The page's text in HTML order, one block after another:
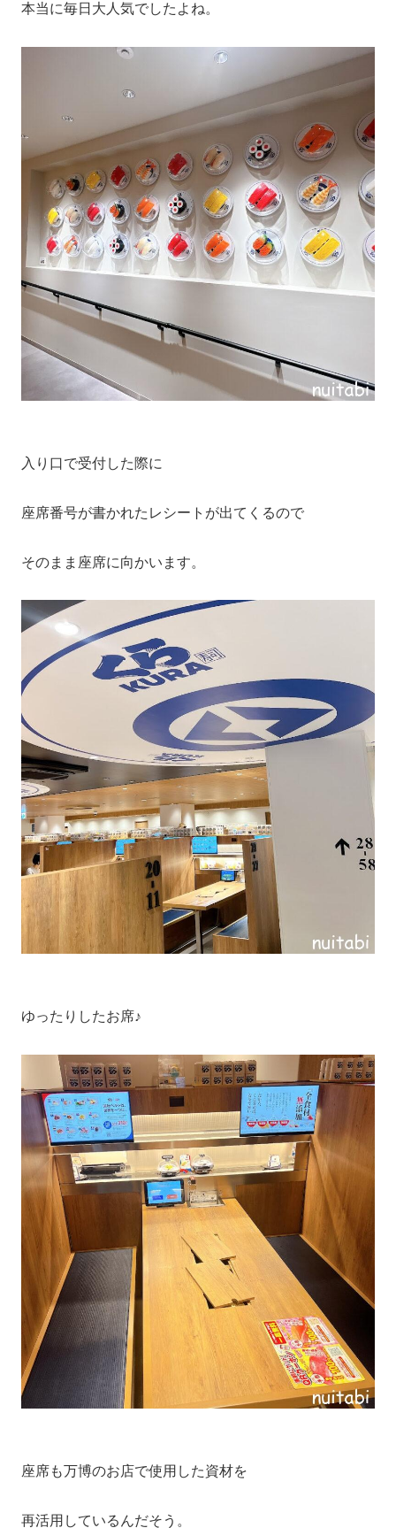
本当に毎日大人気でしたよね。
入り口で受付した際に
座席番号が書かれたレシートが出てくるので
そのまま座席に向かいます。
ゆったりしたお席♪
座席も万博のお店で使用した資材を
再活用しているんだそう。